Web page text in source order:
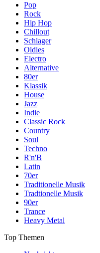
Pop
Rock
Hip Hop
Chillout
Schlager
Oldies
Electro
Alternative
80er
Klassik
House
Jazz
Indie
Classic Rock
Country
Soul
Techno
R'n'B
Latin
70er
Traditionelle Musik
Tradtionelle Musik
90er
Trance
Heavy Metal
Top Themen